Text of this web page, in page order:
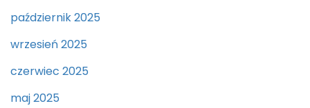
październik 2025
wrzesień 2025
czerwiec 2025
maj 2025